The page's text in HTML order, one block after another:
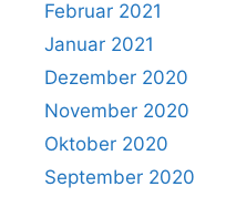
Februar 2021
Januar 2021
Dezember 2020
November 2020
Oktober 2020
September 2020